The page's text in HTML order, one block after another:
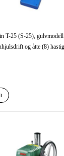
T-25 (S-25), gulvmodell